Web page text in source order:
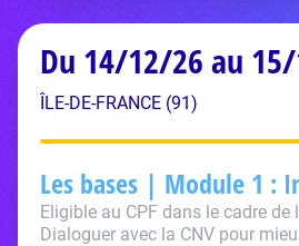
Du 14/12/26 au
ÎLE-DE-FRANCE (91)
Les bases | Module 1 :
Eligible au CPF dans le cadre
Dialoguer avec la CNV pour